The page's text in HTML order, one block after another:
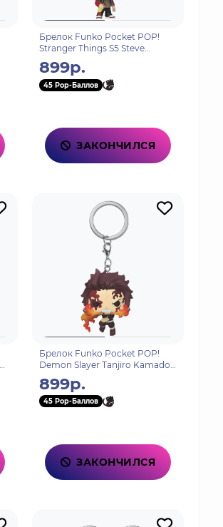
Брелок Funko Pocket POP!
Stranger Things S5 Steve
Harrington 86616
899р.
45 Pop-Баллов
ЗАКОНЧИЛСЯ
Брелок Funko Pocket POP!
Demon Slayer Tanjiro Kamado
899р.
45 Pop-Баллов
ЗАКОНЧИЛСЯ